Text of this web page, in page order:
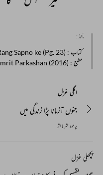
مأخذ :
کتاب : Rang Sapno ke (Pg. 23)
مطبع : Amrit Parkashan (2016)
اگلی غزل
جنوں آزمانا پڑا زندگی میں
پرمود شرما اثر
پچھلی غزل